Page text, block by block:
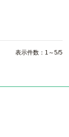
表示件数：1～5/5